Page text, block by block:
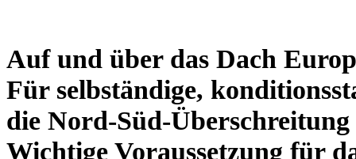
Auf und über das Dach
Für selbständige,
die Nord-Süd-
Wichtige Voraussetzung für